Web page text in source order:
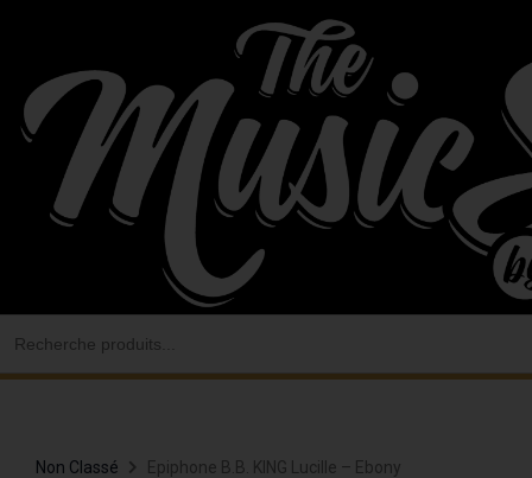
contenu
Non Classé Epiphone B.B. KING Lucille – Ebony